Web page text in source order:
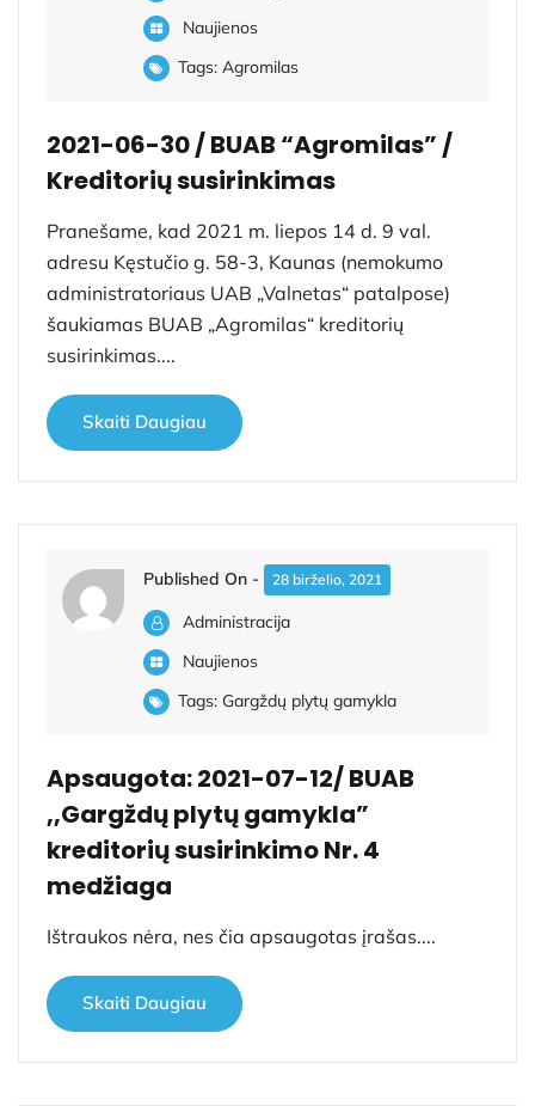
Naujienos
Tags: Agromilas
2021-06-30 / BUAB “Agromilas” /
Kreditorių susirinkimas
Pranešame, kad 2021 m. liepos 14 d. 9 val.
adresu Kęstučio g. 58-3, Kaunas (nemokumo
administratoriaus UAB „Valnetas“ patalpose)
šaukiamas BUAB „Agromilas“ kreditorių
susirinkimas....
Skaiti Daugiau
Published On - 28 birželio, 2021
Administracija
Naujienos
Tags: Gargždų plytų gamykla
Apsaugota: 2021-07-12/ BUAB
,,Gargždų plytų gamykla”
kreditorių susirinkimo Nr. 4
medžiaga
Ištraukos nėra, nes čia apsaugotas įrašas....
Skaiti Daugiau